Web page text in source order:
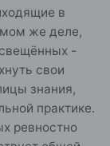
в
же деле,
-
свои
знания,
практике.
ревностно